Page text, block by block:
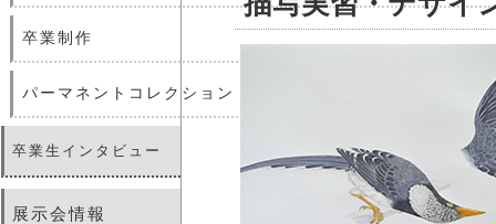
卒業制作
パーマネントコレクション
卒業生インタビュー
展示会情報